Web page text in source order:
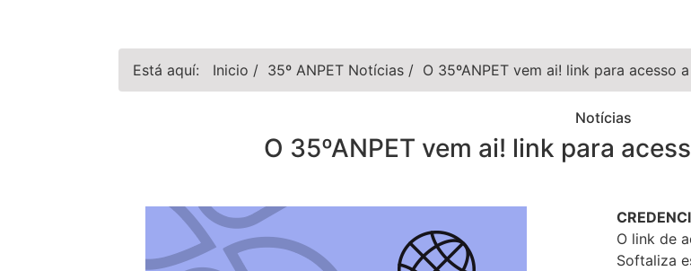
Está aquí: Inicio / 35º ANPET Notícias / O 35ºANPET vem ai! link para acesso
Notícias
O 35ºANPET vem ai! link para
O link de
Softaliza